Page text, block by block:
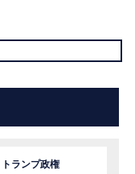
トランプ政権